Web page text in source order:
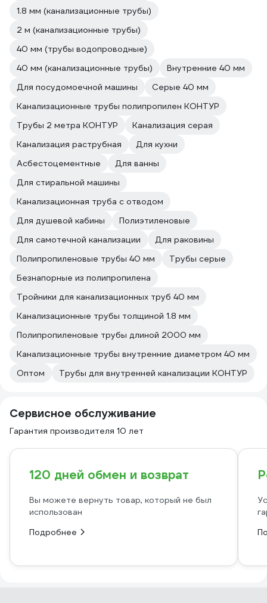
1.8 мм (канализационные трубы)
2 м (канализационные трубы)
40 мм (трубы водопроводные)
40 мм (канализационные трубы)
Внутренние 40 мм
Для посудомоечной машины
Серые 40 мм
Канализационные трубы полипропилен КОНТУР
Трубы 2 метра КОНТУР
Канализация серая
Канализация раструбная
Для кухни
Асбестоцементные
Для ванны
Для стиральной машины
Канализационная труба с отводом
Для душевой кабины
Полиэтиленовые
Для самотечной канализации
Для раковины
Полипропиленовые трубы 40 мм
Трубы серые
Безнапорные из полипропилена
Тройники для канализационных труб 40 мм
Канализационные трубы толщиной 1.8 мм
Полипропиленовые трубы длиной 2000 мм
Канализационные трубы внутренние диаметром 40 мм
Оптом
Трубы для внутренней канализации КОНТУР
Сервисное обслуживание
Гарантия производителя 10 лет
120 дней обмен и возврат
Вы можете вернуть товар, который не был
использован
Подробнее